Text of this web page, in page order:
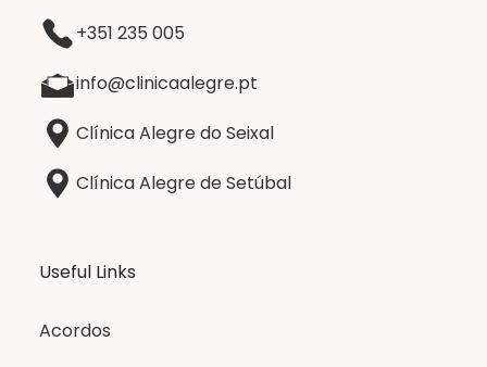
+351 235 005
info@clinicaalegre.pt
Clínica Alegre do Seixal
Clínica Alegre de Setúbal
Useful Links
Acordos